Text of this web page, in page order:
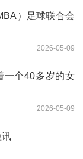
）足球联合会
2026-05-09
一个40多岁的女
2026-05-09
讯